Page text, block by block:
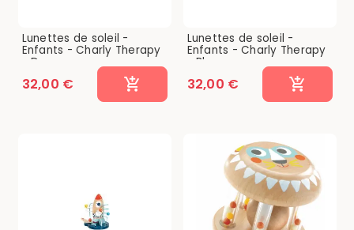
Lunettes de soleil -
Enfants - Charly Therapy
- Dora...
32,00 €
Lunettes de soleil -
Enfants - Charly Therapy
- Blue...
32,00 €